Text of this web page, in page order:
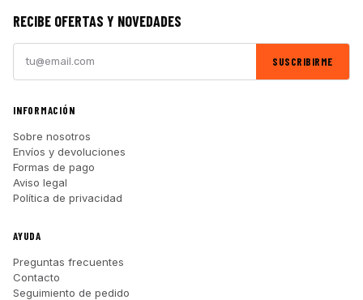
RECIBE OFERTAS Y NOVEDADES
SUSCRIBIRME
INFORMACIÓN
Sobre nosotros
Envíos y devoluciones
Formas de pago
Aviso legal
Política de privacidad
AYUDA
Preguntas frecuentes
Contacto
Seguimiento de pedido